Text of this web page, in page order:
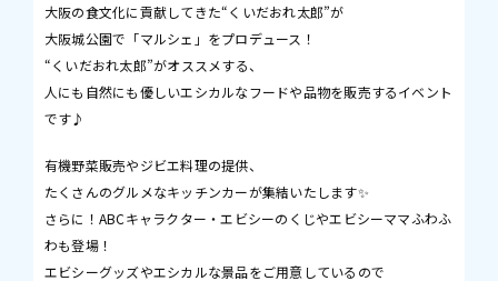
大阪の食文化に貢献してきた“くいだおれ太郎”が
大阪城公園で「マルシェ」をプロデュース！
“くいだおれ太郎”がオススメする、
人にも自然にも優しいエシカルなフードや品物を販売するイベント
です♪
有機野菜販売やジビエ料理の提供、
たくさんのグルメなキッチンカーが集結いたします✨
さらに！ABCキャラクター・エビシーのくじやエビシーママふわふ
わも登場！
エビシーグッズやエシカルな景品をご用意しているので